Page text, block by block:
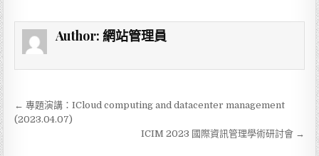
Author: 網站管理員
文
← 專題演講：ICloud computing and datacenter management
(2023.04.07)
ICIM 2023 國際資訊管理學術研討會 →